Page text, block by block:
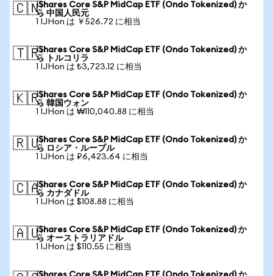
🇨🇳iShares Core S&P MidCap ETF (Ondo Tokenized) か
ら 中国人民元
1 IJHon は ￥526.72 に相当
🇹🇷iShares Core S&P MidCap ETF (Ondo Tokenized) か
ら トルコリラ
1 IJHon は ₺3,723.12 に相当
🇰🇷iShares Core S&P MidCap ETF (Ondo Tokenized) か
ら 韓国ウォン
1 IJHon は ₩110,040.88 に相当
🇷🇺iShares Core S&P MidCap ETF (Ondo Tokenized) か
ら ロシア・ルーブル
1 IJHon は ₽6,423.64 に相当
🇨🇦iShares Core S&P MidCap ETF (Ondo Tokenized) か
ら カナダドル
1 IJHon は $108.88 に相当
🇦🇺iShares Core S&P MidCap ETF (Ondo Tokenized) か
ら オーストラリアドル
1 IJHon は $110.55 に相当